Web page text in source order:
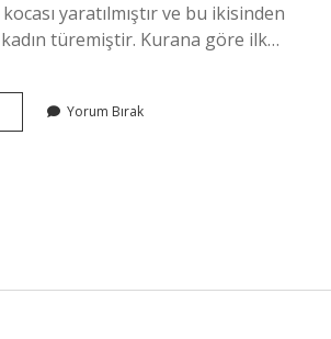
yaratılmıştır ve bu ikisinden
türemiştir. Kurana göre ilk…
Ilk
Yorum Bırak